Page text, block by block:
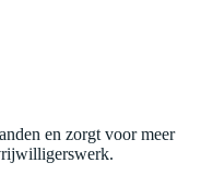
en zorgt voor meer